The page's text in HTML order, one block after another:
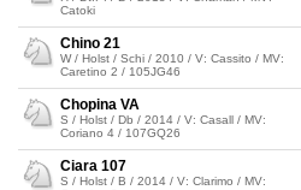
Catoki
Chino 21
W / Holst / Schi / 2010 / V: Cassito / MV:
Caretino 2 / 105JG46
Chopina VA
S / Holst / Db / 2014 / V: Casall / MV:
Coriano 4 / 107GQ26
Ciara 107
S / Holst / B / 2014 / V: Clarimo / MV: